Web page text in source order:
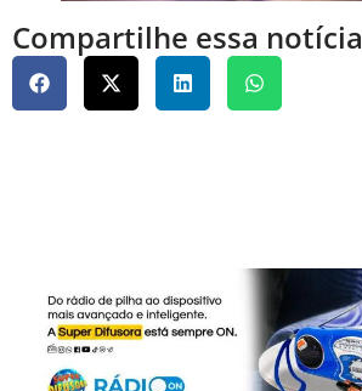
Compartilhe essa notícia